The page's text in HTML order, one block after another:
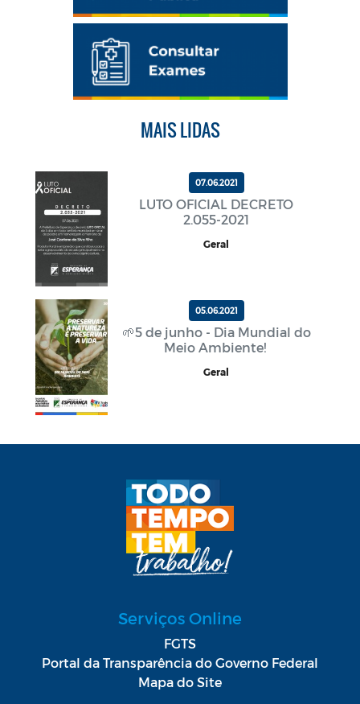
MAIS LIDAS
07.06.2021
LUTO OFICIAL DECRETO
2.055-2021
Geral
05.06.2021
🌱5 de junho - Dia Mundial do
Meio Ambiente!
Geral
Serviços Online
FGTS
Portal da Transparência do Governo Federal
Mapa do Site